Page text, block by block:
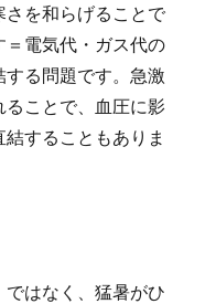
さを和らげることで
電気代・ガス代の
る問題です。急激
ことで、血圧に影
することもありま
ではなく、猛暑がひ